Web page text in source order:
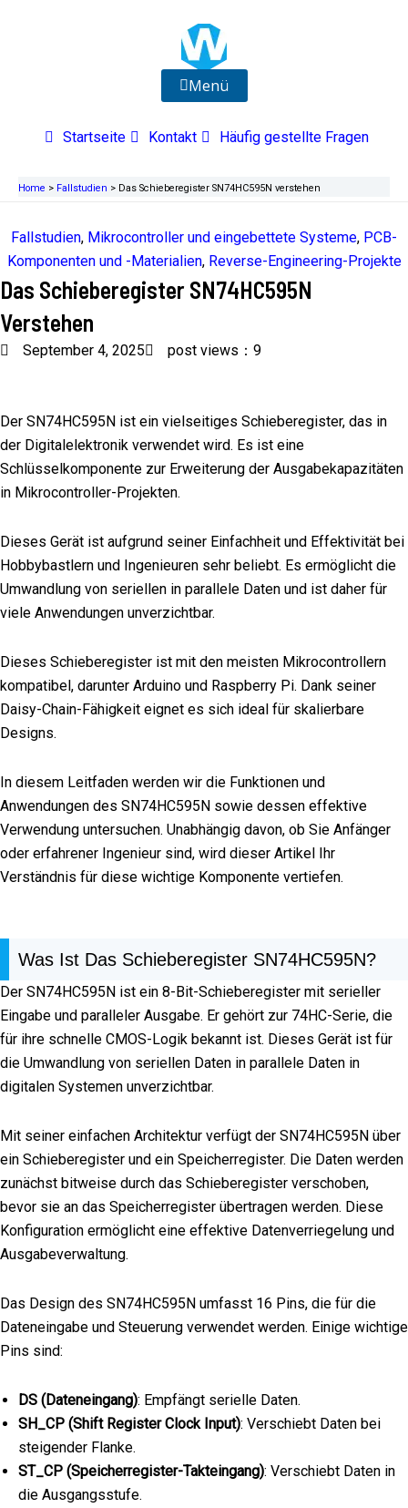
Menü
Startseite Kontakt Häufig gestellte Fragen
Home > Fallstudien > Das Schieberegister SN74HC595N verstehen
Fallstudien, Mikrocontroller und eingebettete Systeme, PCB-
Komponenten und -Materialien, Reverse-Engineering-Projekte
Das Schieberegister SN74HC595N
Verstehen
September 4, 2025 post views：9
Der SN74HC595N ist ein vielseitiges Schieberegister, das in
der Digitalelektronik verwendet wird. Es ist eine
Schlüsselkomponente zur Erweiterung der Ausgabekapazitäten
in Mikrocontroller-Projekten.
Dieses Gerät ist aufgrund seiner Einfachheit und Effektivität bei
Hobbybastlern und Ingenieuren sehr beliebt. Es ermöglicht die
Umwandlung von seriellen in parallele Daten und ist daher für
viele Anwendungen unverzichtbar.
Dieses Schieberegister ist mit den meisten Mikrocontrollern
kompatibel, darunter Arduino und Raspberry Pi. Dank seiner
Daisy-Chain-Fähigkeit eignet es sich ideal für skalierbare
Designs.
In diesem Leitfaden werden wir die Funktionen und
Anwendungen des SN74HC595N sowie dessen effektive
Verwendung untersuchen. Unabhängig davon, ob Sie Anfänger
oder erfahrener Ingenieur sind, wird dieser Artikel Ihr
Verständnis für diese wichtige Komponente vertiefen.
Was Ist Das Schieberegister SN74HC595N?
Der SN74HC595N ist ein 8-Bit-Schieberegister mit serieller
Eingabe und paralleler Ausgabe. Er gehört zur 74HC-Serie, die
für ihre schnelle CMOS-Logik bekannt ist. Dieses Gerät ist für
die Umwandlung von seriellen Daten in parallele Daten in
digitalen Systemen unverzichtbar.
Mit seiner einfachen Architektur verfügt der SN74HC595N über
ein Schieberegister und ein Speicherregister. Die Daten werden
zunächst bitweise durch das Schieberegister verschoben,
bevor sie an das Speicherregister übertragen werden. Diese
Konfiguration ermöglicht eine effektive Datenverriegelung und
Ausgabeverwaltung.
Das Design des SN74HC595N umfasst 16 Pins, die für die
Dateneingabe und Steuerung verwendet werden. Einige wichtige
Pins sind:
DS (Dateneingang): Empfängt serielle Daten.
SH_CP (Shift Register Clock Input): Verschiebt Daten bei
steigender Flanke.
ST_CP (Speicherregister-Takteingang): Verschiebt Daten in
die Ausgangsstufe.